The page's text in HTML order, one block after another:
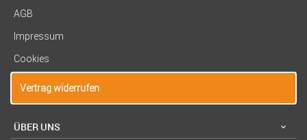
AGB
Impressum
Cookies
Vertrag widerrufen
ÜBER UNS